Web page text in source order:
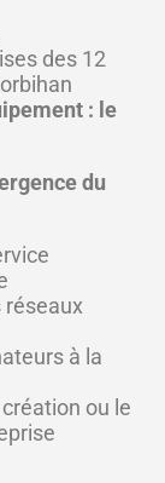
des 12
: le
du
réseaux
à la
ou le